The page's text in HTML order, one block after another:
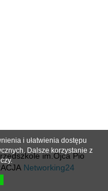
im.Ojca Pio
Networking24
i ułatwienia dostępu
Dalsze korzystanie z